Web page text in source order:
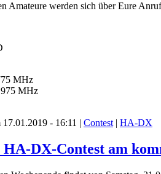
Amateure werden sich über Eure
MHz
MHz
- 16:11 | Contest | HA-DX
HA-DX-Contest am